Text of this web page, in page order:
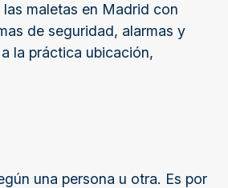
maletas en Madrid con
de seguridad, alarmas y
la práctica ubicación,
una persona u otra. Es por